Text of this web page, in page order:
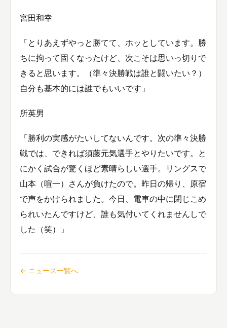
宮田和幸
「とりあえずやっと勝てて、ホッとしています。勝
ちに拘って固くなったけど、次こそは思いっ切りで
きると思います。（準々決勝戦は誰と闘いたい？）
自分も基本的には誰でもいいです」
所英男
「勝利の実感がたいしてないんです。次の準々決勝
戦では、できれば須藤元気選手とやりたいです。と
にかく試合が驚くほど素晴らしい選手。リングスで
山本（喧一）さんが負けたので。昨日の帰り、原宿
で声をかけられました。今日、電車の中に閉じこめ
られいたんですけど、誰も気付いてくれませんしで
した（笑）」
← ニュース一覧へ